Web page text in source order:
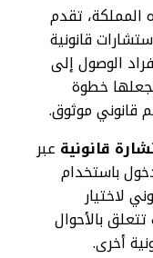
تقدم
قانونية
الوصول إلى
يجعلها خطوة
قانوني موثوق.
قانونية عبر
باستخدام
لاختيار
بالأحوال
أخرى.